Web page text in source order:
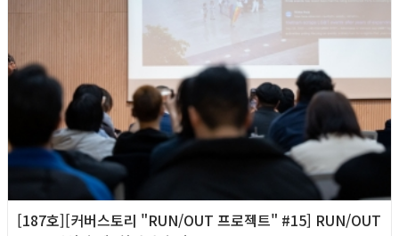
[187호][커버스토리 "RUN/OUT 프로젝트" #15] RUN/OUT